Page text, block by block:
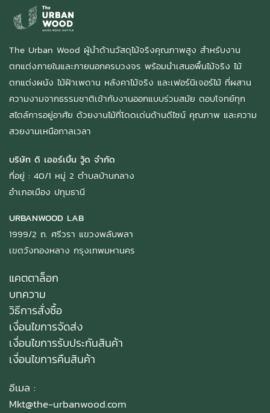
The Urban Wood ผู้นำด้านวัสดุไม้จริงคุณภาพสูง สำหรับงาน
ตกแต่งภายในและภายนอกครบวงจร พร้อมนำเสนอพื้นไม้จริง ไม้
ตกแต่งผนัง ไม้ฝ้าเพดาน หลังคาไม้จริง และเฟอร์นิเจอร์ไม้ ที่ผสาน
ความงามจากธรรมชาติเข้ากับงานออกแบบร่วมสมัย ตอบโจทย์ทุก
สไตล์การอยู่อาศัย ด้วยงานไม้ที่โดดเด่นด้านดีไซน์ คุณภาพ และความ
สวยงามเหนือกาลเวลา
บริษัท ดิ เออร์เบิ้น วู้ด จำกัด
ที่อยู่ : 40/1 หมู่ 2 ตำบลบ้านกลาง
อำเภอเมือง ปทุมธานี
URBANWOOD LAB
1999/2 ถ. ศรีวรา แขวงพลับพลา
เขตวังทองหลาง กรุงเทพมหานคร
แคตตาล็อก
บทความ
วิธีการสั่งซื้อ
เงื่อนไขการจัดส่ง
เงื่อนไขการรับประกันสินค้า
เงื่อนไขการคืนสินค้า
อีเมล :
Mkt@the-urbanwood.com